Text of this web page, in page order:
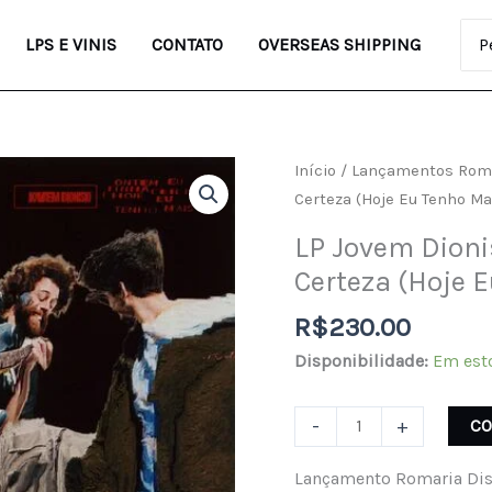
LPS E VINIS CONTATO OVERSEAS SHIPPING
Início / Lançamentos
Certeza (Hoje Eu Tenho
LP Jovem
Certeza (Hoje
R$230.00
Disponibilidade: Em
-
LP
Jovem
-
Ontem
Tinha
Certeza
Eu
Mais)
+
Lançamento Romaria